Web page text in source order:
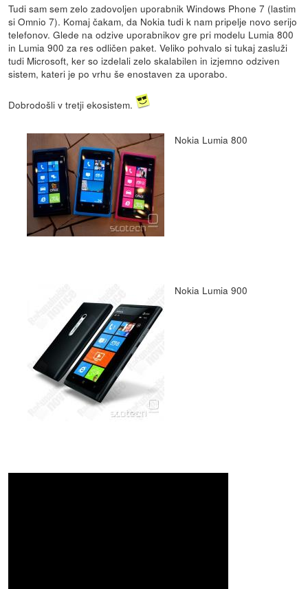
Tudi sam sem zelo zadovoljen uporabnik Windows Phone 7 (lastim
si Omnio 7). Komaj čakam, da Nokia tudi k nam pripelje novo serijo
telefonov. Glede na odzive uporabnikov gre pri modelu Lumia 800
in Lumia 900 za res odličen paket. Veliko pohvalo si tukaj zasluži
tudi Microsoft, ker so izdelali zelo skalabilen in izjemno odziven
sistem, kateri je po vrhu še enostaven za uporabo.
Dobrodošli v tretji ekosistem.
Nokia Lumia 800
Nokia Lumia 900